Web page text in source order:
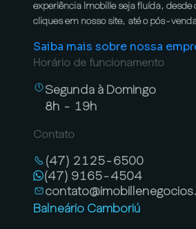
experiência Imobille seja fluída, desde
cliques em nosso site, até o pós-
Saiba mais sobre nossa
Horário de funcionamento
Segunda à Domingo
8h - 19h
Contato
(47) 2125-6500
(47) 9165-4504
Balneário Camboriú